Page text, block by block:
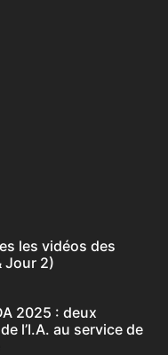
les vidéos des
Jour 2)
2025 : deux
l’I.A. au service de